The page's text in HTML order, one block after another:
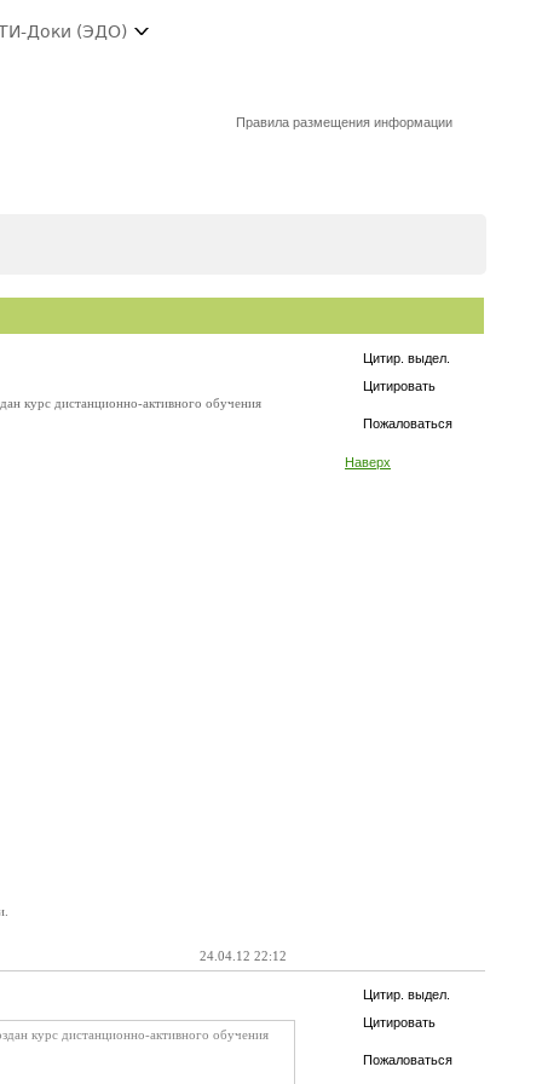
Доки (ЭДО)
Правила размещения информации
Цитир. выдел.
Цитировать
Пожаловаться
Наверх
курс дистанционно-активного обучения
24.04.12 22:12
Цитир. выдел.
Цитировать
Пожаловаться
курс дистанционно-активного обучения